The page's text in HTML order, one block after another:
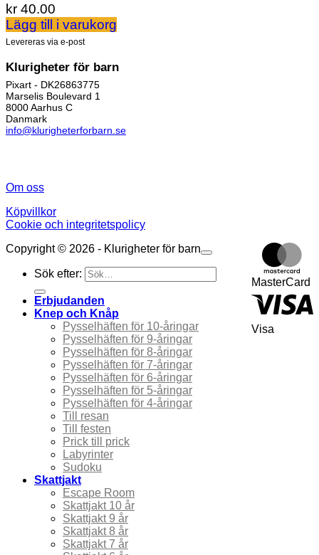
kr 40.00
Lägg till i varukorg
Levereras via e-post
Klurigheter för barn
Pixart - DK26863775
Marselis Boulevard 1
8000 Aarhus C
Danmark
info@klurigheterforbarn.se
Om oss
Köpvillkor
Cookie och integritetspolicy
MasterCard
Visa
Copyright © 2026 - Klurigheter för barn
Sök efter:
Erbjudanden
Knep och Knåp
Pysselhäften för 10-åringar
Pysselhäften för 9-åringar
Pysselhäften för 8-åringar
Pysselhäften för 7-åringar
Pysselhäften för 6-åringar
Pysselhäften för 5-åringar
Pysselhäften för 4-åringar
Till resan
Till festen
Prick till prick
Labyrinter
Sudoku
Skattjakt
Escape Room
Skattjakt 10 år
Skattjakt 9 år
Skattjakt 8 år
Skattjakt 7 år